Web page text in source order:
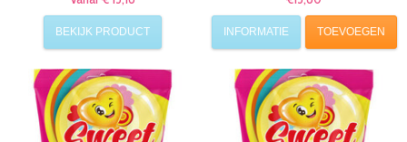
BEKIJK PRODUCT INFORMATIE TOEVOEGEN